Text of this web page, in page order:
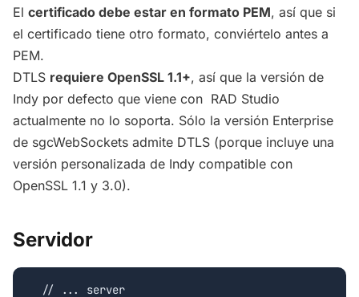
El certificado debe estar en formato PEM, así que si
el certificado tiene otro formato, conviértelo antes a
PEM.
DTLS requiere OpenSSL 1.1+, así que la versión de
Indy por defecto que viene con RAD Studio
actualmente no lo soporta. Sólo la versión Enterprise
de sgcWebSockets admite DTLS (porque incluye una
versión personalizada de Indy compatible con
OpenSSL 1.1 y 3.0).
Servidor
  // ... server